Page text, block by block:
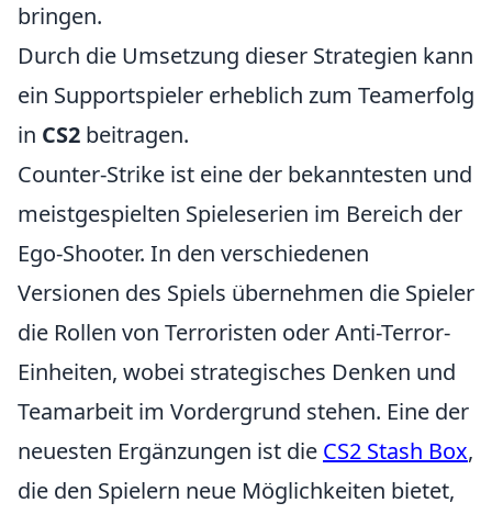
bringen.
Durch die Umsetzung dieser Strategien kann
ein Supportspieler erheblich zum Teamerfolg
in CS2 beitragen.
Counter-Strike ist eine der bekanntesten und
meistgespielten Spieleserien im Bereich der
Ego-Shooter. In den verschiedenen
Versionen des Spiels übernehmen die Spieler
die Rollen von Terroristen oder Anti-Terror-
Einheiten, wobei strategisches Denken und
Teamarbeit im Vordergrund stehen. Eine der
neuesten Ergänzungen ist die CS2 Stash Box,
die den Spielern neue Möglichkeiten bietet,